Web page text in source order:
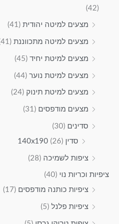
(42)
מצעים למיטה יהודית (41)
מצעים למיטה מתכווננת (41)
מצעים למיטת יחיד (45)
מצעים למיטת נוער (44)
מצעים למיטת תינוק (24)
מצעים מודפסים (31)
סדינים (30)
סדין 140x190 (26)
ציפות לשמיכה (28)
ציפיות וכריות נוי (40)
ציפיות כותנה מודפסים (17)
ציפיות פלנל (5)